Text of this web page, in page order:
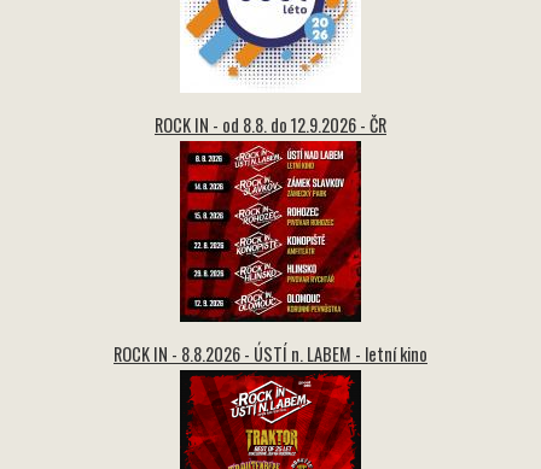
ROCK IN - od 8.8. do 12.9.2026 - ČR
ROCK IN - 8.8.2026 - ÚSTÍ n. LABEM - letní kino